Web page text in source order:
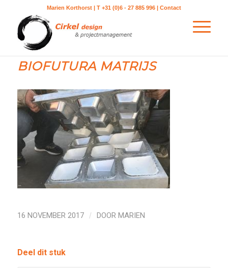
Marien Korthorst | T +31 (0)6 - 27 885 996 | Contact
BIOFUTURA MATRIJS
16 NOVEMBER 2017 / DOOR MARIEN
Deel dit stuk